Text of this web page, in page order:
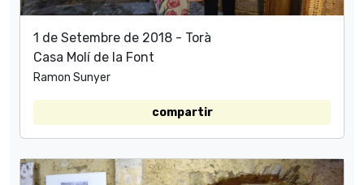
1 de Setembre de 2018 - Torà
Casa Molí de la Font
Ramon Sunyer
compartir